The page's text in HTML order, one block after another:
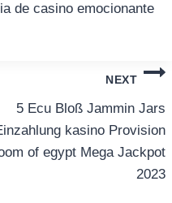
de casino emocionante
NEXT
5 Ecu Bloß Jammin Jars
kasino Provision
of egypt Mega Jackpot
2023